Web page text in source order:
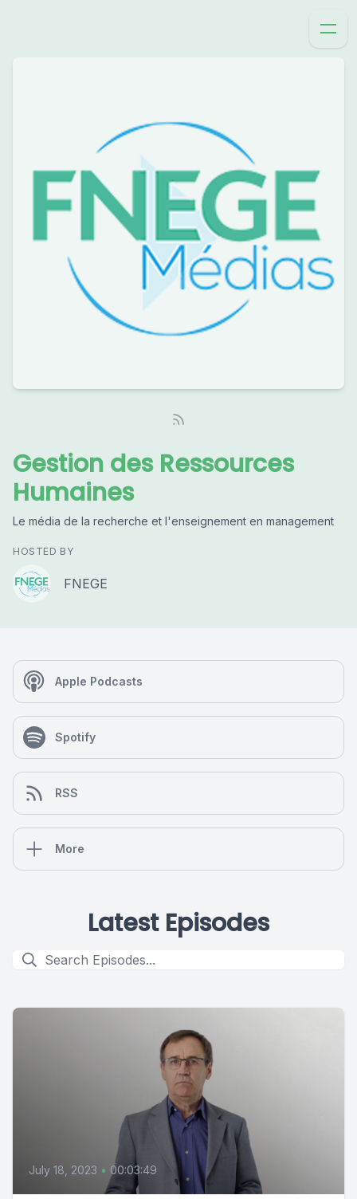
Gestion des Ressources
Humaines
Le média de la recherche et l'enseignement en management
HOSTED BY
FNEGE
Apple Podcasts
Spotify
RSS
More
Latest Episodes
July 18, 2023 • 00:03:49